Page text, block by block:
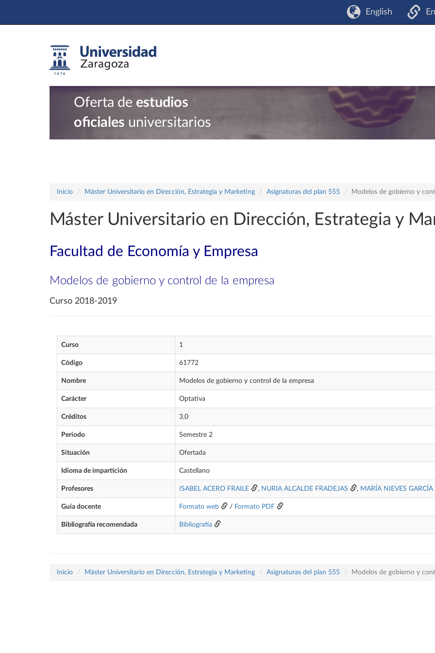
English
Oferta de estudios
oficiales universitarios
Inicio Máster Universitario en Dirección, Estrategia y Marketing Asignaturas del plan 555 Modelos de gobierno y
Máster Universitario en Dirección, Estrategia y
Facultad de Economía y Empresa
Modelos de gobierno y control de la empresa
Curso 2018-2019
Curso 1
Código 61772
Nombre Modelos de gobierno y control de la empresa
Carácter Optativa
Créditos 3,0
Periodo Semestre 2
Situación Ofertada
Idioma de impartición Castellano
Profesores ISABEL ACERO FRAILE , NURIA ALCALDE FRADEJAS , MARÍA NIEVES GARCÍA
Guía docente Formato web / Formato PDF
Bibliografía recomendada Bibliografía
Inicio Máster Universitario en Dirección, Estrategia y Marketing Asignaturas del plan 555 Modelos de gobierno y